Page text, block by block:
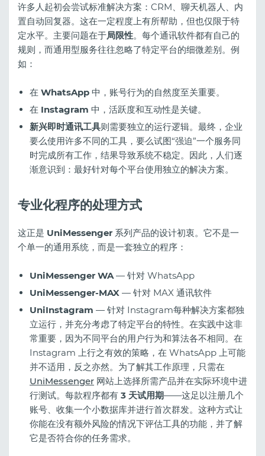
许多人起初会尝试标准解决方案：CRM、聊天机器人、内
置自动回复器。这在一定程度上有所帮助，但也仅限于特
定水平。主要问题在于局限性。每个通讯软件都有自己的
规则，而通用型服务往往忽略了特定平台的细微差别。例
如：
在 WhatsApp 中，账号行为的自然度至关重要。
在 Instagram 中，活跃度和互动性是关键。
新兴即时通讯工具则需要独立的运行逻辑。最终，企业
要么使用许多不同的工具，要么试图“强迫”一个服务同
时完成所有工作，结果导致系统不稳定。因此，人们逐
渐意识到：最好针对每个平台使用独立的解决方案。
专业化程序的处理方式
这正是 UniMessenger 系列产品的设计初衷。它不是一
个单一的通用系统，而是一套独立的程序：
UniMessenger WA — 针对 WhatsApp
UniMessenger-MAX — 针对 MAX 通讯软件
UniInstagram — 针对 Instagram每种解决方案都独
立运行，并充分考虑了特定平台的特性。在实践中这非
常重要，因为不同平台的用户行为和算法各不相同。在
Instagram 上行之有效的策略，在 WhatsApp 上可能
并不适用，反之亦然。为了解其工作原理，只需在
UniMessenger 网站上选择所需产品并在实际环境中进
行测试。每款程序都有 3 天试用期——这足以注册几个
账号、收集一个小数据库并进行首次群发。这种方式让
你能在没有额外风险的情况下评估工具的功能，并了解
它是否符合你的任务需求。